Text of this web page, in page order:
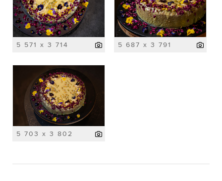
5 571 x 3 714 5 687 x 3 791
5 703 x 3 802